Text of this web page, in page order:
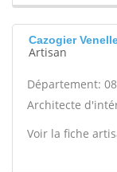
Cazogier
Artisan
Département:
Architecte
Voir la fiche